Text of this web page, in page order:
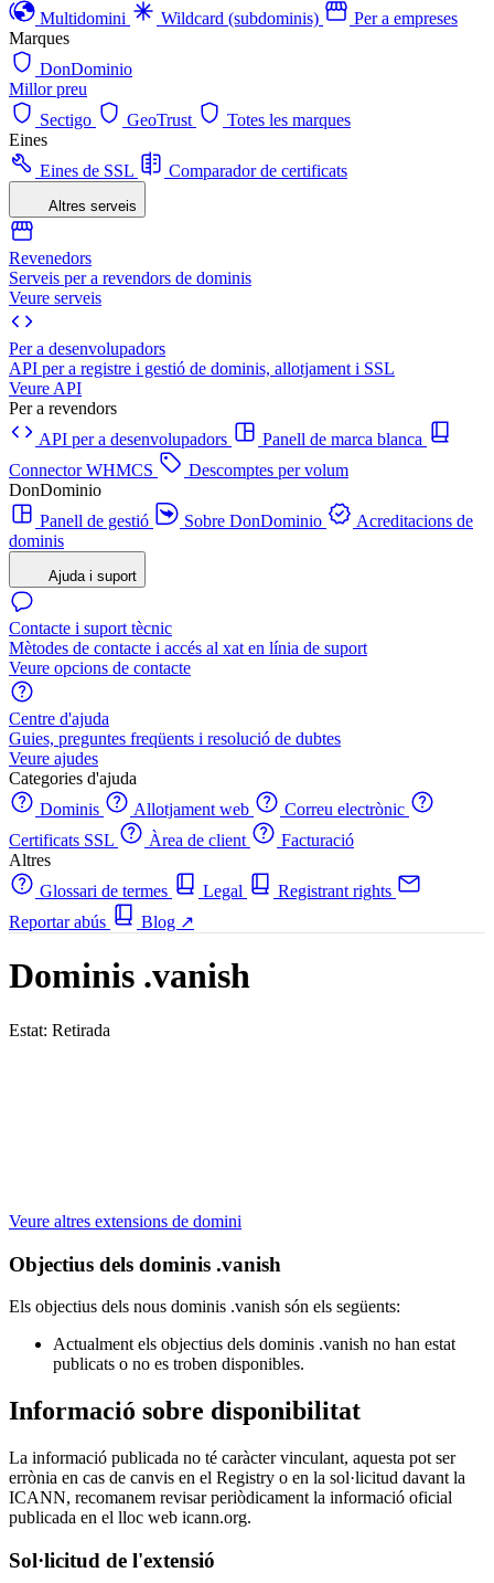
Multidomini
Wildcard (subdominis)
Per a empreses
Marques
DonDominio
Millor preu
Sectigo
GeoTrust
Totes les marques
Eines
Eines de SSL
Comparador de certificats
Altres serveis
Revenedors
Serveis per a revendors de dominis
Veure serveis
Per a desenvolupadors
API per a registre i gestió de dominis, allotjament i SSL
Veure API
Per a revendors
API per a desenvolupadors
Panell de marca blanca
Connector WHMCS
Descomptes per volum
DonDominio
Panell de gestió
Sobre DonDominio
Acreditacions de
dominis
Ajuda i suport
Contacte i suport tècnic
Mètodes de contacte i accés al xat en línia de suport
Veure opcions de contacte
Centre d'ajuda
Guies, preguntes freqüents i resolució de dubtes
Veure ajudes
Categories d'ajuda
Dominis
Allotjament web
Correu electrònic
Certificats SSL
Àrea de client
Facturació
Altres
Glossari de termes
Legal
Registrant rights
Reportar abús
Blog ↗
Dominis .vanish
Estat: Retirada
Veure altres extensions de domini
Objectius dels dominis .vanish
Els objectius dels nous dominis .vanish són els següents:
Actualment els objectius dels dominis .vanish no han estat
publicats o no es troben disponibles.
Informació sobre disponibilitat
La informació publicada no té caràcter vinculant, aquesta pot ser
errònia en cas de canvis en el Registry o en la sol·licitud davant la
ICANN, recomanem revisar periòdicament la informació oficial
publicada en el lloc web icann.org.
Sol·licitud de l'extensió